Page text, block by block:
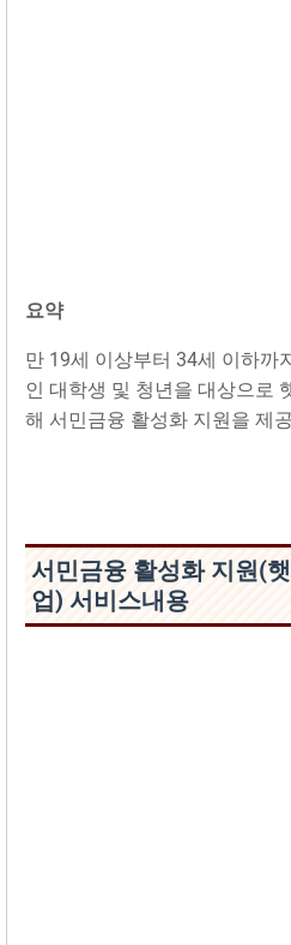
요약
만 19세 이상부터 34세 이하까
인 대학생 및 청년을 대상으로
해 서민금융 활성화 지원을 제
서민금융 활성화 지원(
업) 서비스내용